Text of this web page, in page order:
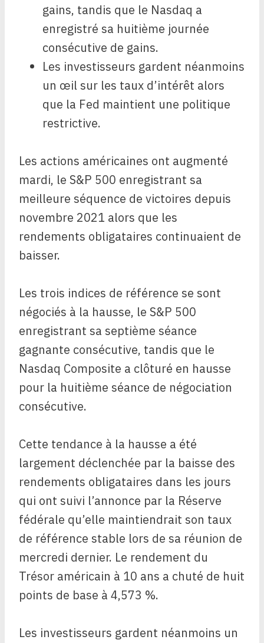
gains, tandis que le Nasdaq a
enregistré sa huitième journée
consécutive de gains.
Les investisseurs gardent néanmoins
un œil sur les taux d’intérêt alors
que la Fed maintient une politique
restrictive.
Les actions américaines ont augmenté
mardi, le S&P 500 enregistrant sa
meilleure séquence de victoires depuis
novembre 2021 alors que les
rendements obligataires continuaient de
baisser.
Les trois indices de référence se sont
négociés à la hausse, le S&P 500
enregistrant sa septième séance
gagnante consécutive, tandis que le
Nasdaq Composite a clôturé en hausse
pour la huitième séance de négociation
consécutive.
Cette tendance à la hausse a été
largement déclenchée par la baisse des
rendements obligataires dans les jours
qui ont suivi l’annonce par la Réserve
fédérale qu’elle maintiendrait son taux
de référence stable lors de sa réunion de
mercredi dernier. Le rendement du
Trésor américain à 10 ans a chuté de huit
points de base à 4,573 %.
Les investisseurs gardent néanmoins un